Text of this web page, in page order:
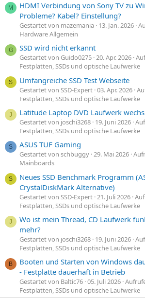
M
HDMI Verbindung von Sony TV zu
Probleme? Kabel? Einstellung?
Gestartet von mazemania 13. Jan. 2026
Hardware Allgemein
G SSD wird nicht erkannt
Gestartet von Guido0275 20. Apr. 2026
Festplatten, SSDs und optische Laufwerke
S Umfangreiche SSD Test Webseite
Gestartet von SSD-Expert 03. Apr. 2026
Festplatten, SSDs und optische Laufwerke
J Latitude Laptop DVD Laufwerk
Gestartet von joschi3268 19. Juni 2026
Festplatten, SSDs und optische Laufwerke
S ASUS TUF Gaming
Gestartet von schbuggy 29. Mai 2026
Mainboards
S
Neues SSD Benchmark Programm
CrystalDiskMark Alternative)
Gestartet von SSD-Expert 21. Juli 2026
Festplatten, SSDs und optische Laufwerke
J
Wo ist mein Thread, CD Laufwerk
mehr?
Gestartet von joschi3268 19. Juni 2026
Festplatten, SSDs und optische Laufwerke
B
Booten und Starten von Windows
- Festplatte dauerhaft in Betrieb
Gestartet von Baltic76 05. Juli 2026
Festplatten, SSDs und optische Laufwerke